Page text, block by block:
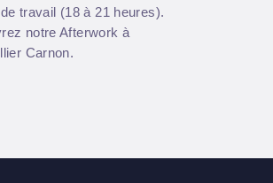
travail (18 à 21 heures).
notreAfterwork à
Carnon.